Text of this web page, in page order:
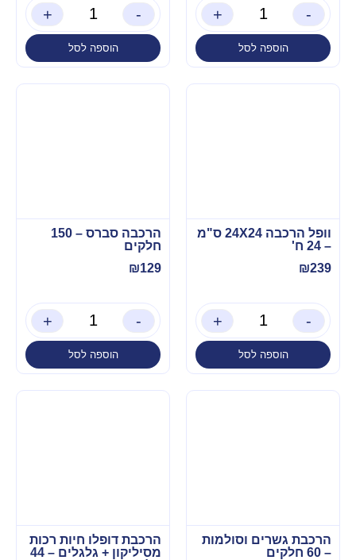
-
+
הוספה לסל
-
+
הוספה לסל
וופל הרכבה 24X24 ס"מ
– 24 ח'
₪239
-
+
הוספה לסל
הרכבה סברס – 150
חלקים
₪129
-
+
הוספה לסל
הרכבת גשרים וסולמות
– 60 חלקים
הרכבת דופלו חיות רכות
מסיליקון + גלגלים – 44